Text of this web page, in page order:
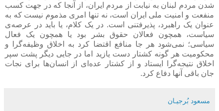
شدن مردم لبنان به نیابت از مردم ایران، از آنجا که در جهت کسب
منفعت و امنیت ملی ایران است، نه تنها امری مذموم نیست که به
عنوان یک راهبرد، پذیرفتنی است. در یک کلام، یا باید در عرصه‌ی
سیاست، همچون فعالان حقوق بشر بود یا همچون یک فعال
سیاسی؛ نمی‌شود هر جا منافع اقتضا کرد به اخلاق وظیفه‌گرا و
محکومیت هر گونه کشتار دست یازید اما در جایی دیگر پشت سپر
اخلاق نتیجه‌گرا ایستاد و از کشتار عده‌ای از انسان‌ها برای نجات
جان باقی آنها دفاع کرد.
مسعود بُرجيـان